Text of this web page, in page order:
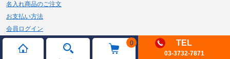
0 TEL
03-3732-7871
名入れ商品のご注文
お支払い方法
会員ログイン
メルマガ登録
新規会員登録